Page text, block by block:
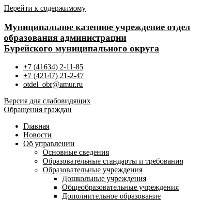
Перейти к содержимому
Муниципальное казенное учреждение отдел
образования администрации
Бурейского муниципального округа
+7 (41634) 2-11-85
+7 (42147) 21-2-47
otdel_obr@amur.ru
Версия для слабовидящих
Обращения граждан
Главная
Новости
Об управлении
Основные сведения
Образовательные стандарты и требования
Образовательные учреждения
Дошкольные учреждения
Общеобразовательные учреждения
Дополнительное образование